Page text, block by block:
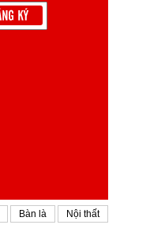
Bàn là
Nội thất